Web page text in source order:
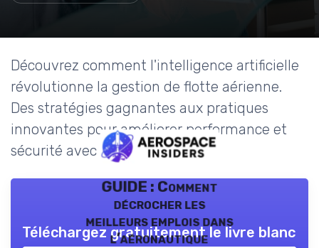
Découvrez comment l'intelligence artificielle
révolutionne la gestion de flotte aérienne.
Des stratégies gagnantes aux pratiques
innovantes pour améliorer performance et
sécurité avec IA.
GUIDE : Comment
décrocher les
meilleurs emplois dans
l’aéronautique
Téléchargez gratuitement le livre blanc